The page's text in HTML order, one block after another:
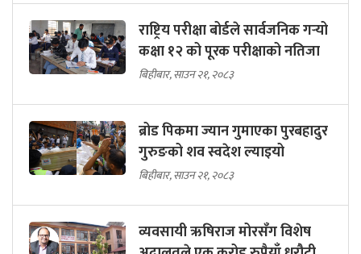
राष्ट्रिय परीक्षा बोर्डले सार्वजनिक गर्‍यो
कक्षा १२ को पूरक परीक्षाको नतिजा
बिहीबार, साउन २१, २०८३
ब्रोड पिकमा ज्यान गुमाएका पुरबहादुर
गुरुङको शव स्वदेश ल्याइयो
बिहीबार, साउन २१, २०८३
व्यवसायी ऋषिराज मोरसँग विशेष